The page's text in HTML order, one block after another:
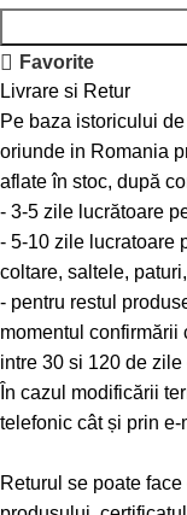
Favorite
Livrare si Retur
Pe baza istoricului
oriunde in Romania
aflate în stoc, după
- 3-5 zile lucrătoare
- 5-10 zile lucratoare
coltare, saltele,
- pentru restul
momentul confirmării
intre 30 si 120 de
În cazul modificării
telefonic cât și prin e-
Returul se poate